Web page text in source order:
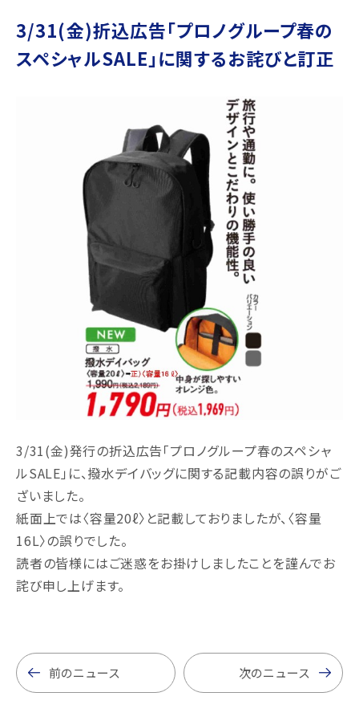
3/31(金)折込広告「プロノグループ春の
スペシャルSALE」に関するお詫びと訂正
3/31(金)発行の折込広告「プロノグループ春のスペシャ
ルSALE」に、撥水デイバッグに関する記載内容の誤りがご
ざいました。
紙面上では〈容量20ℓ〉と記載しておりましたが、〈容量
16L〉の誤りでした。
読者の皆様にはご迷惑をお掛けしましたことを謹んでお
詫び申し上げます。
前のニュース 次のニュース